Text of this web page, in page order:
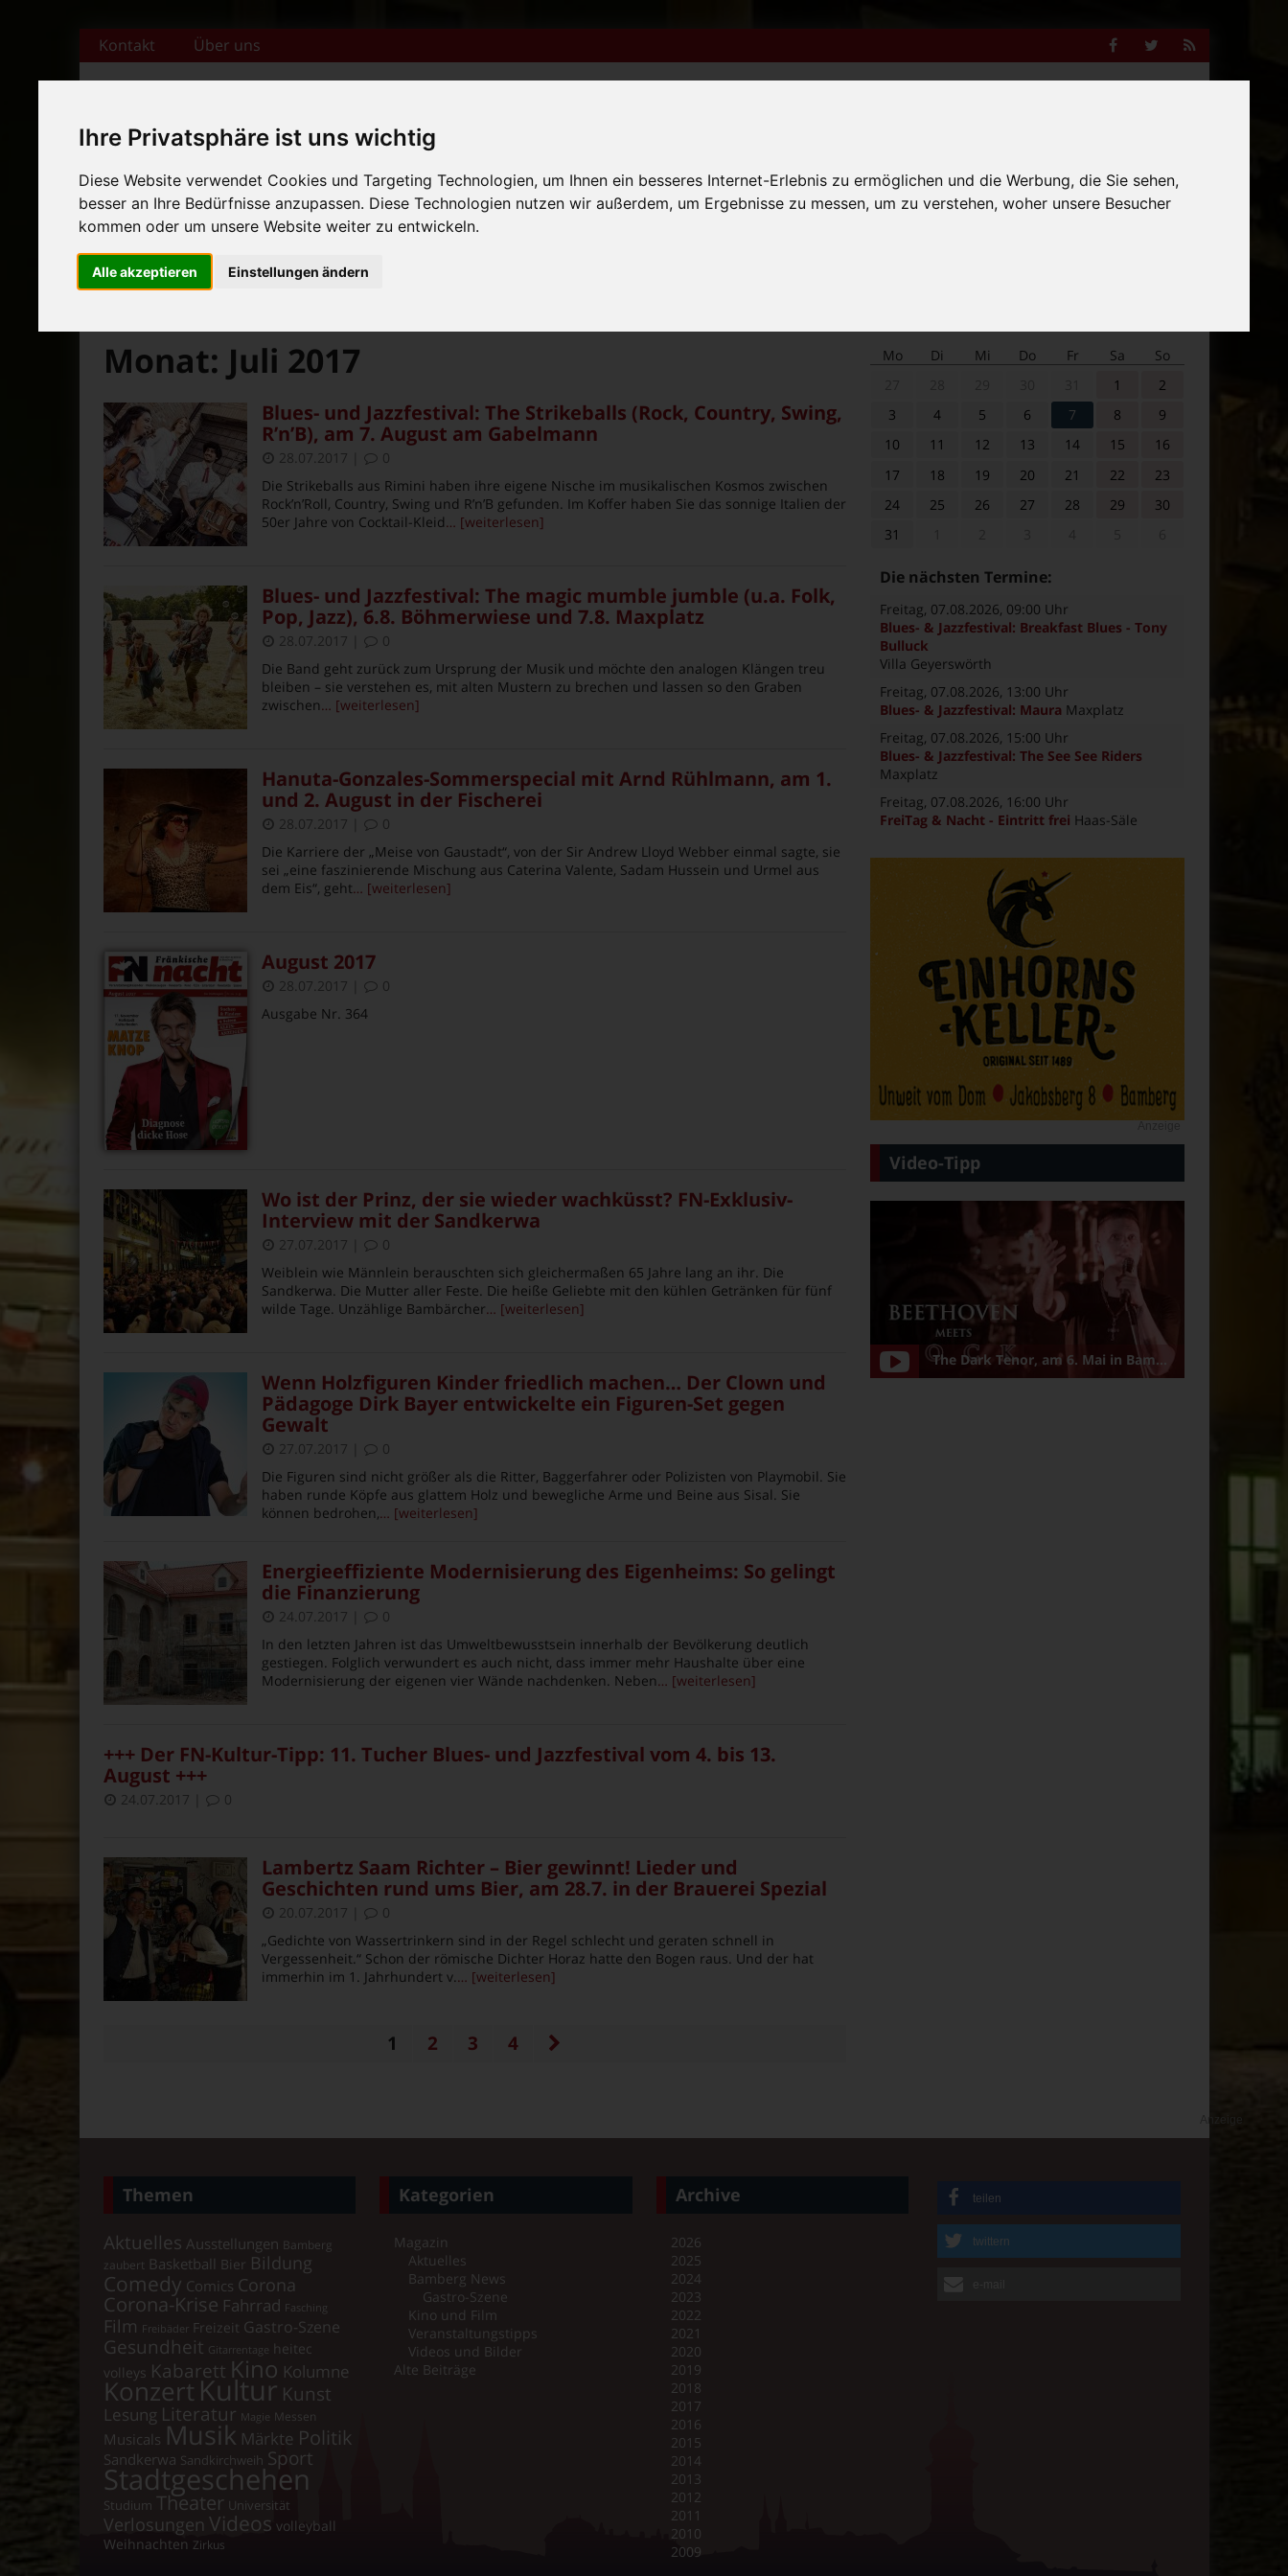
Ihre Privatsphäre ist uns wichtig
Diese Website verwendet Cookies und Targeting Technologien, um Ihnen ein besseres Internet-Erlebnis zu ermöglichen und die Werbung, die Sie sehen,
besser an Ihre Bedürfnisse anzupassen. Diese Technologien nutzen wir außerdem, um Ergebnisse zu messen, um zu verstehen, woher unsere Besucher
kommen oder um unsere Website weiter zu entwickeln.
Alle akzeptieren Einstellungen ändern
Zum Inhalt springen
Kontakt Über uns Facebook
Twitter
Feed
Startseite Magazin Veranstaltungskalender Kleinanzeigen FN-Ausgaben online lesen
Suche
+++ Bamberger Biertage vom 6. bis 9. August +++
+++ Blues- und Jazzfestival vom 31.7. bis 9.8. +++
+++ Blues- und Jazzfestival vom 31.7. bis 9.8. +++
Monat: Juli 2017
Blues- und Jazzfestival: The Strikeballs (Rock, Country, Swing,
R’n’B), am 7. August am Gabelmann
28.07.2017
0
Die Strikeballs aus Rimini haben ihre eigene Nische im musikalischen Kosmos zwischen
Rock’n’Roll, Country, Swing und R’n’B gefunden. Im Koffer haben Sie das sonnige Italien der
50er Jahre von Cocktail-Kleid… [weiterlesen]
Blues- und Jazzfestival: The magic mumble jumble (u.a. Folk,
Pop, Jazz), 6.8. Böhmerwiese und 7.8. Maxplatz
28.07.2017
0
Die Band geht zurück zum Ursprung der Musik und möchte den analogen Klängen treu
bleiben – sie verstehen es, mit alten Mustern zu brechen und lassen so den Graben
zwischen… [weiterlesen]
Hanuta-Gonzales-Sommerspecial mit Arnd Rühlmann, am 1.
und 2. August in der Fischerei
28.07.2017
0
Die Karriere der „Meise von Gaustadt“, von der Sir Andrew Lloyd Webber einmal sagte, sie
sei „eine faszinierende Mischung aus Caterina Valente, Sadam Hussein und Urmel aus
dem Eis“, geht… [weiterlesen]
August 2017
28.07.2017
0
Ausgabe Nr. 364
Wo ist der Prinz, der sie wieder wachküsst? FN-Exklusiv-
Interview mit der Sandkerwa
27.07.2017
0
Weiblein wie Männlein berauschten sich gleichermaßen 65 Jahre lang an ihr. Die
Sandkerwa. Die Mutter aller Feste. Die heiße Geliebte mit den kühlen Getränken für fünf
wilde Tage. Unzählige Bambärcher … [weiterlesen]
Wenn Holzfiguren Kinder friedlich machen… Der Clown und
Pädagoge Dirk Bayer entwickelte ein Figuren-Set gegen
Gewalt
27.07.2017
0
Die Figuren sind nicht größer als die Ritter, Baggerfahrer oder Polizisten von Playmobil. Sie
haben runde Köpfe aus glattem Holz und bewegliche Arme und Beine aus Sisal. Sie
können bedrohen, … [weiterlesen]
Energieeffiziente Modernisierung des Eigenheims: So gelingt
die Finanzierung
24.07.2017
0
In den letzten Jahren ist das Umweltbewusstsein innerhalb der Bevölkerung deutlich
gestiegen. Folglich verwundert es auch nicht, dass immer mehr Haushalte über eine
Modernisierung der eigenen vier Wände nachdenken. Neben … [weiterlesen]
+++ Der FN-Kultur-Tipp: 11. Tucher Blues- und Jazzfestival vom 4. bis 13.
August +++
24.07.2017 0
Lambertz Saam Richter – Bier gewinnt! Lieder und
Geschichten rund ums Bier, am 28.7. in der Brauerei Spezial
20.07.2017
0
„Gedichte von Wassertrinkern sind in der Regel schlecht und geraten schnell in
Vergessenheit.“ Schon der römische Dichter Horaz hatte den Bogen raus. Und der hat
immerhin im 1. Jahrhundert v. … [weiterlesen]
1 2 3 4
Mo Di Mi Do Fr Sa
So
1
2
3
4 5 6 7 8
9
10
11 12 13 14 15
16
17
18 19 20 21 22
23
24
25 26 27 28 29
30
31
Die nächsten Termine:
Freitag, 07.08.2026, 09:00 Uhr
Blues- & Jazzfestival: Breakfast Blues - Tony
Bulluck
Villa Geyerswörth
Freitag, 07.08.2026, 13:00 Uhr
Blues- & Jazzfestival: Maura Maxplatz
Freitag, 07.08.2026, 15:00 Uhr
Blues- & Jazzfestival: The See See Riders
Maxplatz
Freitag, 07.08.2026, 16:00 Uhr
FreiTag & Nacht - Eintritt frei Haas-Säle
Video-Tipp
The Dark Tenor, am 6. Mai in Bamberg
Anzeige
Themen
Aktuelles Ausstellungen Bamberg
zaubert Basketball Bier Bildung
Comedy Comics Corona
Corona-Krise Fahrrad Fasching
Film Freibäder Freizeit Gastro-Szene
Gesundheit Gitarrentage
heitec
volleys Kabarett Kino Kolumne
Konzert Kultur Kunst
Lesung Literatur Magie Messen
Musicals Musik Märkte Politik
Sandkerwa Sandkirchweih Sport
Stadtgeschehen
Studium Theater Universität
Verlosungen Videos volleyball
Weihnachten Zirkus
Kategorien
Magazin
Aktuelles
Bamberg News
Gastro-Szene
Kino und Film
Veranstaltungstipps
Videos und Bilder
Alte Beiträge
Archive
2026
2025
2024
2023
2022
2021
2020
2019
2018
2017
2016
2015
2014
2013
2012
2011
2010
2009
teilen
twittern